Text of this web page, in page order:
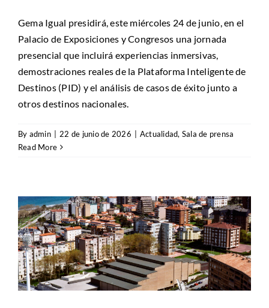
Gema Igual presidirá, este miércoles 24 de junio, en el
Palacio de Exposiciones y Congresos una jornada
presencial que incluirá experiencias inmersivas,
demostraciones reales de la Plataforma Inteligente de
Destinos (PID) y el análisis de casos de éxito junto a
otros destinos nacionales.
By admin | 22 de junio de 2026 | Actualidad, Sala de prensa
Read More